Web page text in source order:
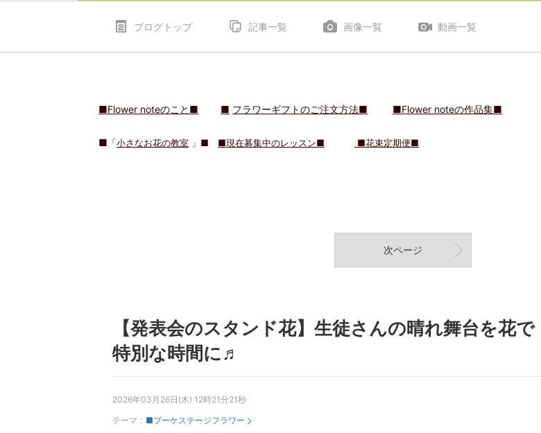
ブログトップ 記事一覧 画像一覧 動画一覧
■Flower noteのこと■ ■ フラワーギフトのご注文方法■ ■Flower noteの作品集■
■ 「小さなお花の教室 」■ ■現在募集中のレッスン■ ■花束定期便■
次ページ
【発表会のスタンド花】生徒さんの晴れ舞台を花で
特別な時間に♬
2026年03月26日(木) 12時21分21秒
テーマ： ■ブーケステージフラワー